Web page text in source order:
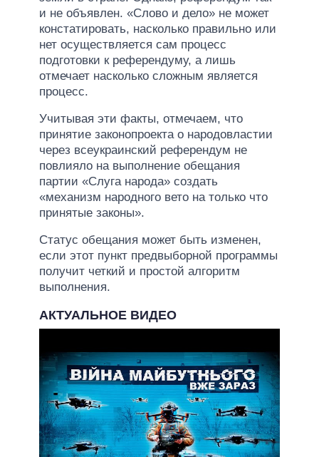
и не объявлен. «Слово и дело» не может
констатировать, насколько правильно или
нет осуществляется сам процесс
подготовки к референдуму, а лишь
отмечает насколько сложным является
процесс.
Учитывая эти факты, отмечаем, что
принятие законопроекта о народовластии
через всеукраинский референдум не
повлияло на выполнение обещания
партии «Слуга народа» создать
«механизм народного вето на только что
принятые законы».
Статус обещания может быть изменен,
если этот пункт предвыборной программы
получит четкий и простой алгоритм
выполнения.
АКТУАЛЬНОЕ ВИДЕО